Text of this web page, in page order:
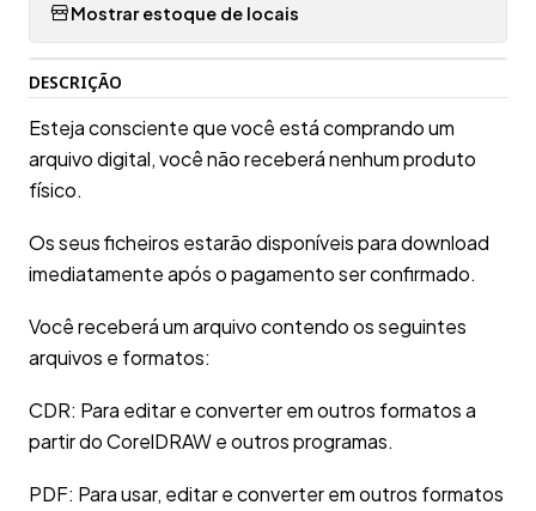
Mostrar estoque de locais
DESCRIÇÃO
Esteja consciente que você está comprando um
arquivo digital, você não receberá nenhum produto
físico.
Os seus ficheiros estarão disponíveis para download
imediatamente após o pagamento ser confirmado.
Você receberá um arquivo contendo os seguintes
arquivos e formatos:
CDR: Para editar e converter em outros formatos a
partir do CorelDRAW e outros programas.
PDF: Para usar, editar e converter em outros formatos